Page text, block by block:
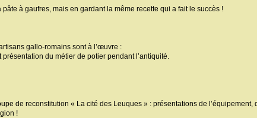
à gaufres, mais en gardant la même recette qui a fait le succès !
gallo-romains sont à l’œuvre :
du métier de potier pendant l’antiquité.
de reconstitution « La cité des Leuques » : présentations de l’équipement,
!